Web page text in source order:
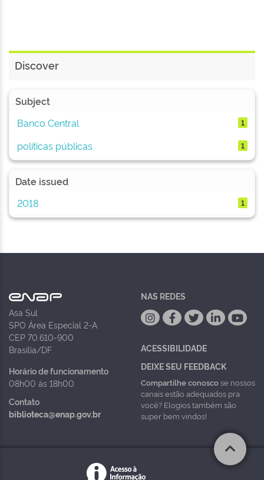
Discover
Subject
Banco Central
1
políticas públicas 1
Date issued
2018
1
Asa Sul
SPO Área Especial 2-A
CEP 70.610-900
Brasília/DF
Horário de funcionamento
08h00 às 18h00
Contato
biblioteca@enap.gov.br
NAS REDES
ACESSIBILIDADE
DEIXE SEU FEEDBACK
Compartilhe conoscose nossos
canais estão adequados pra
você? Elogios também são
super bem vindos!